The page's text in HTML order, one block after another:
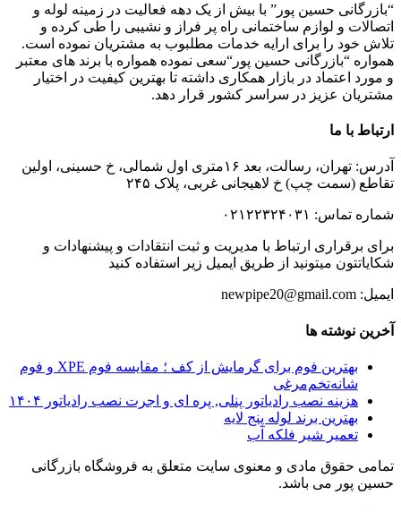
“بازرگانی حسین پور” با بیش از یک دهه فعالیت در زمینه لوله و
اتصالات و لوازم ساختمانی راه پر فراز و نشیبی را طی کرده و
تلاش خود را برای ارایه خدمات مطلبوب به مشتریان نموده است.
همواره “بازرگانی حسین پور“سعی نموده همواره با برند های معتبر
و مورد اعتماد در بازار همکاری داشته تا بهترین کیفیت در اختیار
مشتریان عزیز در سراسر کشور قرار دهد.
ارتباط با ما
آدرس: تهران، رسالت، بعد ۱۶متری اول شمالی، خ حسینی، اولین
تقاطع (سمت چپ) خ لاهیجانی غربی، پلاک ۲۴۵
شماره تماس: ۰۲۱۲۲۳۲۴۰۳۱
برای برقراری ارتباط با مدیریت و ثبت انتقادات و پیشنهادات و
شکایاتتون میتونید از طریق ایمیل زیر استفاده کنید
ایمیل: newpipe20@gmail.com
آخرین نوشته ها
بهترین فوم برای گرمایش از کف ؛ مقایسه فوم XPE و فوم
شانه‌تخم‌مرغی
هزینه نصب رادیاتور پنلی, پره ای و اجرت نصب رادیاتور ۱۴۰۴
بهترین برند لوله پنج لایه
تعمیر شیر فلکه آب
تمامی حقوق مادی و معنوی سایت متعلق به فروشگاه بازرگانی
حسین پور می باشد.